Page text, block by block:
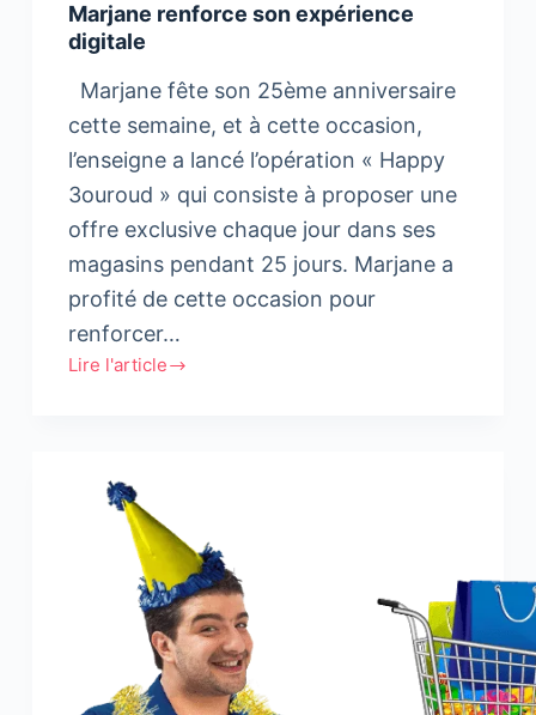
Marjane renforce son expérience
digitale
Marjane fête son 25ème anniversaire
cette semaine, et à cette occasion,
l’enseigne a lancé l’opération « Happy
3ouroud » qui consiste à proposer une
offre exclusive chaque jour dans ses
magasins pendant 25 jours. Marjane a
profité de cette occasion pour
renforcer…
Lire l'article
Marjane
digitale